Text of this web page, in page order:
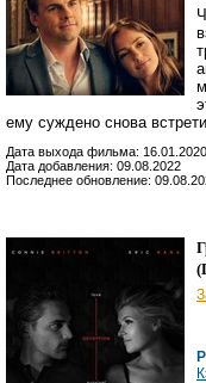
ему суждено снова
Дата выхода фильма: 16.01.2020
Дата добавления: 09.08.2022
Последнее обновление:
(